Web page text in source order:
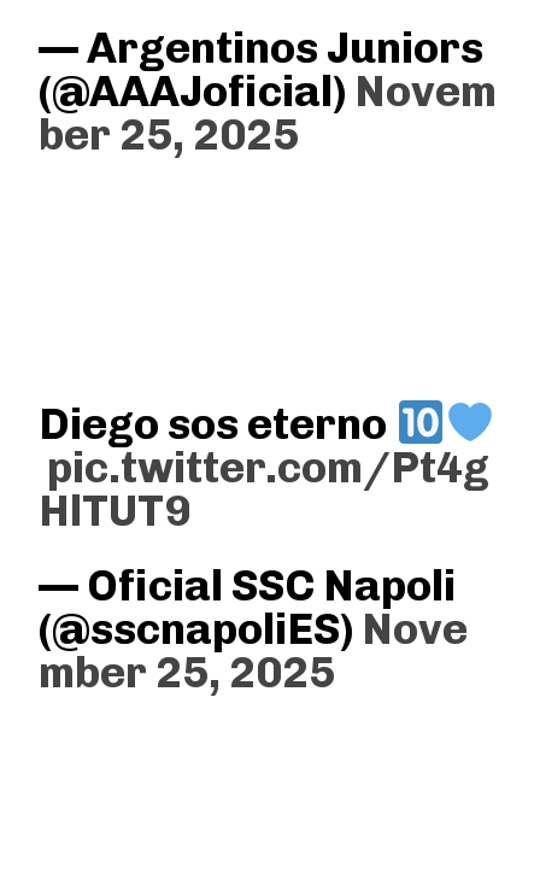
— Argentinos Juniors
(@AAAJoficial) Novem
ber 25, 2025
Diego sos eterno
pic.twitter.com/Pt4g
HlTUT9
— Oficial SSC Napoli
(@sscnapoliES) Nove
mber 25, 2025